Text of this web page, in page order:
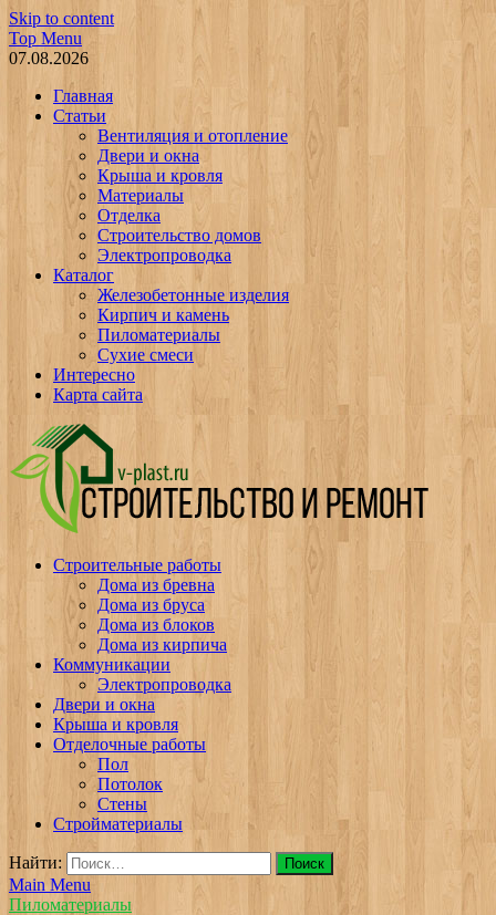
Skip to content
Top Menu
07.08.2026
Главная
Статьи
Вентиляция и отопление
Двери и окна
Крыша и кровля
Материалы
Отделка
Строительство домов
Электропроводка
Каталог
Железобетонные изделия
Кирпич и камень
Пиломатериалы
Сухие смеси
Интересно
Карта сайта
v-plast.ru Строительство и ремонт
Строительные работы
Дома из бревна
Дома из бруса
Дома из блоков
Дома из кирпича
Коммуникации
Электропроводка
Двери и окна
Крыша и кровля
Отделочные работы
Пол
Потолок
Стены
Стройматериалы
Найти:
Main Menu
Пиломатериалы